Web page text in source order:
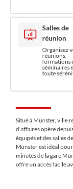
Salles de
réunion
Organisez
réunions,
formations
séminaires
toute
Situé à Münster, ville
d’affaires opère
équipés et des salles
Münster est idéal
minutes de la gare
offre un accès facile